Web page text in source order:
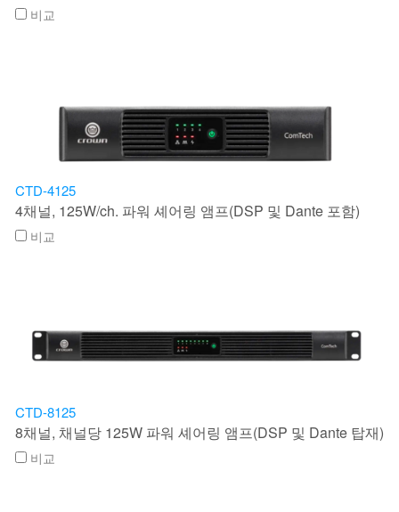
비교
CTD-4125
4채널, 125W/ch. 파워 셰어링 앰프(DSP 및 Dante 포함)
비교
CTD-8125
8채널, 채널당 125W 파워 셰어링 앰프(DSP 및 Dante 탑재)
비교